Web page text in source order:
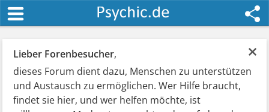
×
Lieber Forenbesucher,
dieses Forum dient dazu, Menschen zu unterstützen
und Austausch zu ermöglichen. Wer Hilfe braucht,
findet sie hier, und wer helfen möchte, ist